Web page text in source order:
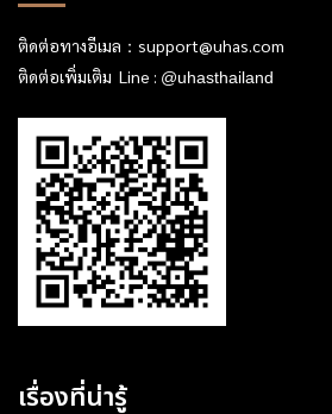
ติดต่อทางอีเมล： support@uhas.com
ติดต่อเพิ่มเติม Line : @uhasthailand
เรื่องที่น่ารู้